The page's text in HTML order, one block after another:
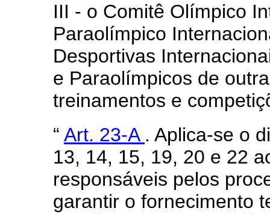
III - o Comitê Olímpico
Paraolímpico
Desportivas
e Paraolímpicos de
treinamentos e
“ Art. 23-A . Aplica-se o
13, 14, 15, 19, 20 e 22
responsáveis pelos
garantir o fornecimento